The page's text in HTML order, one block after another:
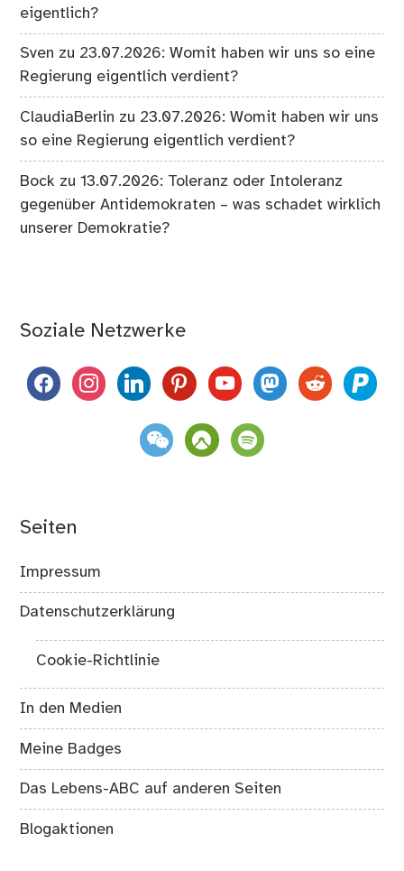
eigentlich?
Sven zu 23.07.2026: Womit haben wir uns so eine
Regierung eigentlich verdient?
ClaudiaBerlin zu 23.07.2026: Womit haben wir uns
so eine Regierung eigentlich verdient?
Bock zu13.07.2026: Toleranz oder Intoleranz
gegenüber Antidemokraten – was schadet wirklich
unserer Demokratie?
Soziale Netzwerke
facebookinstagramlinkedinpinterestyoutubemastodon
reddit paypal
weixin komootspotify
Seiten
Impressum
Datenschutzerklärung
Cookie-Richtlinie
In den Medien
Meine Badges
Das Lebens-ABC auf anderen Seiten
Blogaktionen